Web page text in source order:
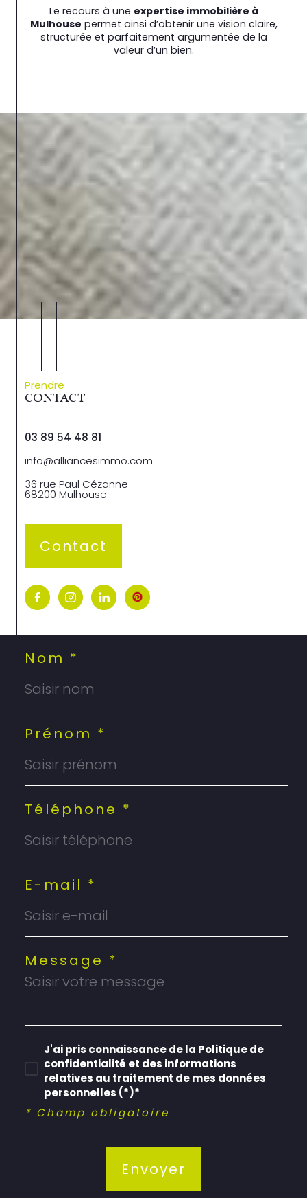
Le recours à une expertise immobilière à
Mulhouse permet ainsi d’obtenir une vision claire,
structurée et parfaitement argumentée de la
valeur d’un bien.
Nom *
Prénom *
Téléphone *
E-mail *
Message *
J'ai pris connaissance de la Politique de
confidentialité et des informations
relatives au traitement de mes données
personnelles (*)*
* Champ obligatoire
Envoyer
Prendre
CONTACT
03 89 54 48 81
info@alliancesimmo.com
36 rue Paul Cézanne
68200 Mulhouse
Contact